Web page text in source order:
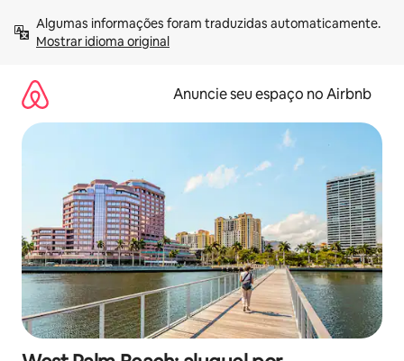
para
Mostrar idioma original
Anuncie seu espaço no Airbnb